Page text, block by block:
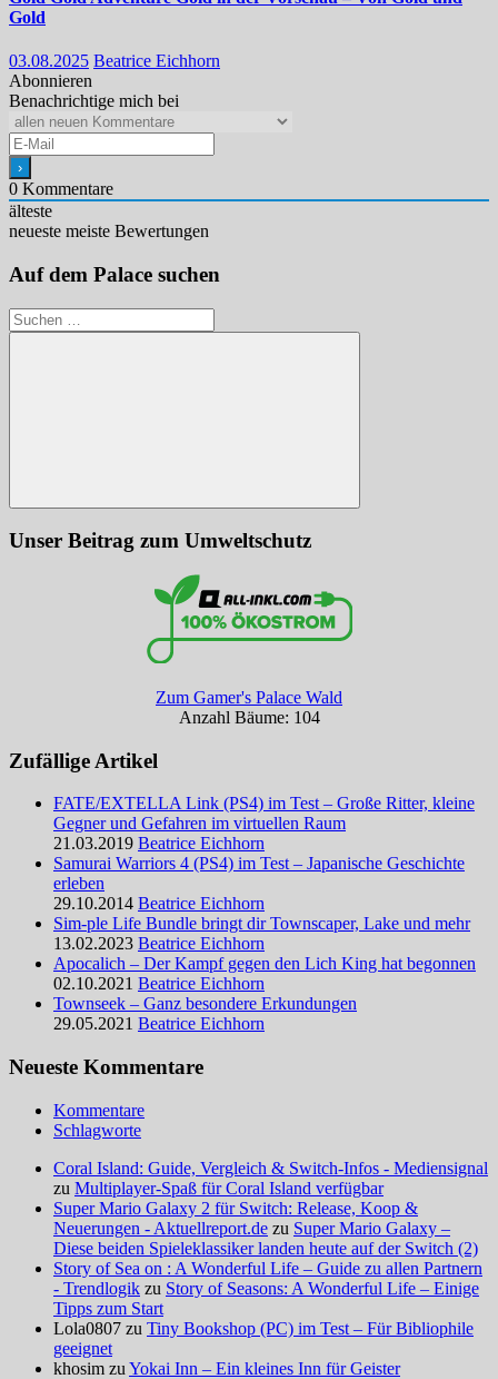
Gold
03.08.2025 Beatrice Eichhorn
Abonnieren
Benachrichtige mich bei
0 Kommentare
älteste
neueste meiste Bewertungen
Auf dem Palace suchen
Suchen
nach:
Suchen
Unser Beitrag zum Umweltschutz
Zum Gamer's Palace Wald
Anzahl Bäume: 104
Zufällige Artikel
FATE/EXTELLA Link (PS4) im Test – Große Ritter, kleine
Gegner und Gefahren im virtuellen Raum
21.03.2019 Beatrice Eichhorn
Samurai Warriors 4 (PS4) im Test – Japanische Geschichte
erleben
29.10.2014 Beatrice Eichhorn
Sim-ple Life Bundle bringt dir Townscaper, Lake und mehr
13.02.2023 Beatrice Eichhorn
Apocalich – Der Kampf gegen den Lich King hat begonnen
02.10.2021 Beatrice Eichhorn
Townseek – Ganz besondere Erkundungen
29.05.2021 Beatrice Eichhorn
Neueste Kommentare
Kommentare
Schlagworte
Coral Island: Guide, Vergleich & Switch-Infos - Mediensignal
zu Multiplayer-Spaß für Coral Island verfügbar
Super Mario Galaxy 2 für Switch: Release, Koop &
Neuerungen - Aktuellreport.de zu Super Mario Galaxy –
Diese beiden Spieleklassiker landen heute auf der Switch (2)
Story of Sea on : A Wonderful Life – Guide zu allen Partnern
- Trendlogik zu Story of Seasons: A Wonderful Life – Einige
Tipps zum Start
Lola0807 zu Tiny Bookshop (PC) im Test – Für Bibliophile
geeignet
khosim zu Yokai Inn – Ein kleines Inn für Geister